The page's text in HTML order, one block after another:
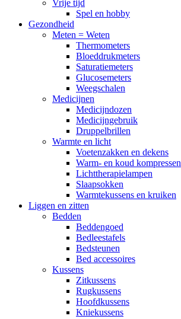
Vrije tijd
Spel en hobby
Gezondheid
Meten = Weten
Thermometers
Bloeddrukmeters
Saturatiemeters
Glucosemeters
Weegschalen
Medicijnen
Medicijndozen
Medicijngebruik
Druppelbrillen
Warmte en licht
Voetenzakken en dekens
Warm- en koud kompressen
Lichttherapielampen
Slaapsokken
Warmtekussens en kruiken
Liggen en zitten
Bedden
Beddengoed
Bedleestafels
Bedsteunen
Bed accessoires
Kussens
Zitkussens
Rugkussens
Hoofdkussens
Kniekussens